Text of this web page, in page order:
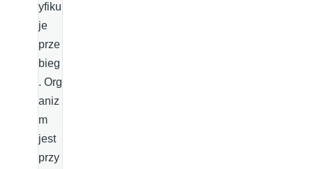
yfiku
je
prze
bieg
. Org
aniz
m
jest
przy